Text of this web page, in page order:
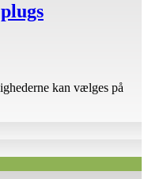
kan vælges på